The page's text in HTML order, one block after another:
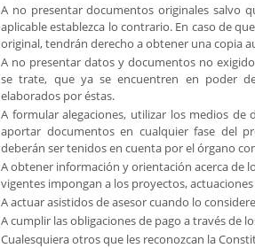
A no presentar documentos originales salvo
aplicable establezca lo contrario. En caso de
original, tendrán derecho a obtener una copia
A no presentar datos y documentos no
se trate, que ya se encuentren en poder
elaborados por éstas.
A formular alegaciones, utilizar los medios
aportar documentos en cualquier fase del
deberán ser tenidos en cuenta por el órgano
A obtener información y orientación acerca de
vigentes impongan a los proyectos,
A actuar asistidos de asesor cuando lo
A cumplir las obligaciones de pago a través de
Cualesquiera otros que les reconozcan la